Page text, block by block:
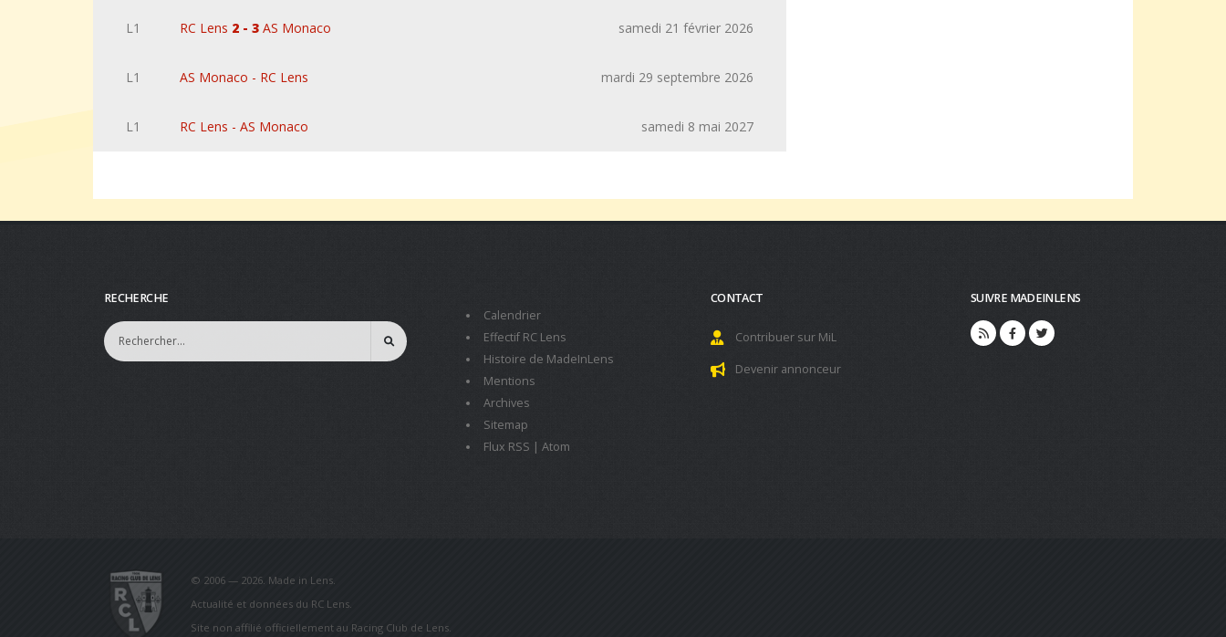
L1 RC Lens 2 - 3 AS Monaco samedi 21 février 2026
L1 AS Monaco - RC Lens mardi 29 septembre 2026
L1 RC Lens - AS Monaco samedi 8 mai 2027
RECHERCHE
Calendrier
Effectif RC Lens
Histoire de MadeInLens
Mentions
Archives
Sitemap
Flux RSS | Atom
CONTACT
Contribuer sur MiL
Devenir annonceur
SUIVRE MADEINLENS
© 2006 — 2026. Made in Lens.
Actualité et données du RC Lens.
Site non affilié officiellement au Racing Club de Lens.